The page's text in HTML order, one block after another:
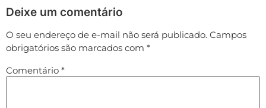
Deixe um comentário
O seu endereço de e-mail não será publicado. Campos
obrigatórios são marcados com *
Comentário *